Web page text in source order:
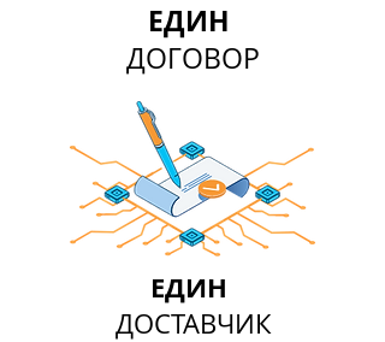
ЕДИН
ДОГОВОР
ЕДИН
ДОСТАВЧИК